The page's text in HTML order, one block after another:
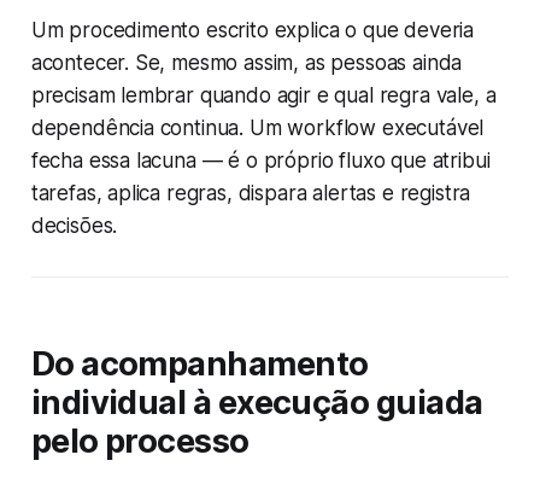
Um procedimento escrito explica o que deveria
acontecer. Se, mesmo assim, as pessoas ainda
precisam lembrar quando agir e qual regra vale, a
dependência continua. Um workflow executável
fecha essa lacuna — é o próprio fluxo que atribui
tarefas, aplica regras, dispara alertas e registra
decisões.
Do acompanhamento
individual à execução guiada
pelo processo